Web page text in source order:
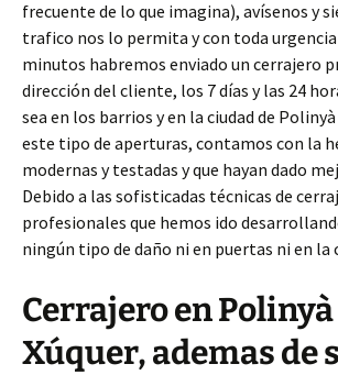
frecuente de lo que imagina), avísenos y
trafico nos lo permita y con toda urgencia
minutos habremos enviado un cerrajero
dirección del cliente, los 7 días y las 24
sea en los barrios y en la ciudad de Polinyà
este tipo de aperturas, contamos con la
modernas y testadas y que hayan dado
Debido a las sofisticadas técnicas de
profesionales que hemos ido
ningún tipo de daño ni en puertas ni en la
Cerrajero en Polinyà
Xúquer, ademas de